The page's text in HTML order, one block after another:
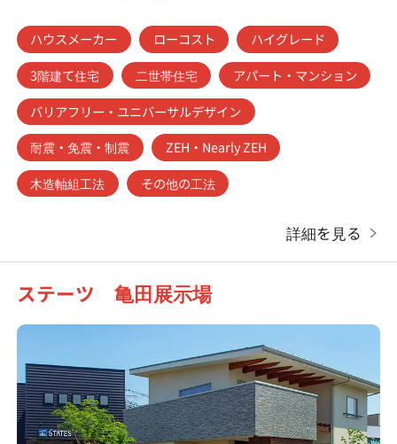
ハウスメーカー ローコスト
ハイグレード
3階建て住宅
二世帯住宅
アパート・マンション
バリアフリー・ユニバーサルデザイン
耐震・免震・制震
ZEH・Nearly ZEH
木造軸組工法
その他の工法
詳細を見る
ステーツ 亀田展示場